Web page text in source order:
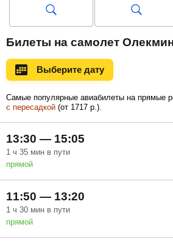
Сентябрь
Ноябрь
Билеты на самолет
Выберите дату
Самые популярные авиабилеты на прямые
с пересадкой (от 1717 р. ).
13:30 — 15:05
1 ч 35 мин в пути
прямой
11:50 — 13:20
1 ч 30 мин в пути
прямой